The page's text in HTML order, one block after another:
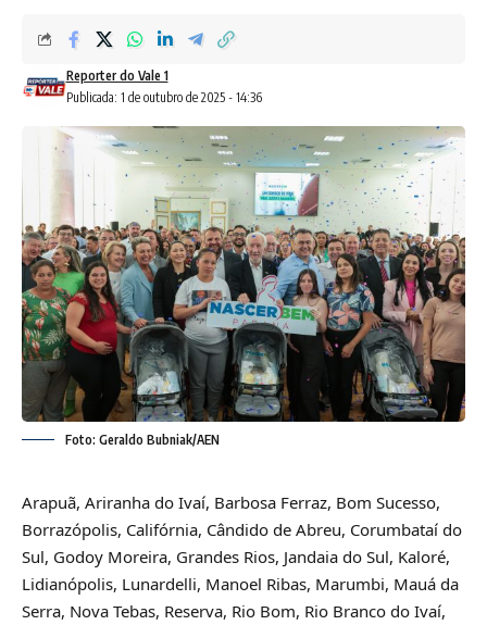
Publicada: 1 de outubro de 2025 - 14:36
Reporter do Vale 1
Foto: Geraldo Bubniak/AEN
Arapuã, Ariranha do Ivaí, Barbosa Ferraz, Bom Sucesso,
Borrazópolis, Califórnia, Cândido de Abreu, Corumbataí do
Sul, Godoy Moreira, Grandes Rios, Jandaia do Sul, Kaloré,
Lidianópolis, Lunardelli, Manoel Ribas, Marumbi, Mauá da
Serra, Nova Tebas, Reserva, Rio Bom, Rio Branco do Ivaí,